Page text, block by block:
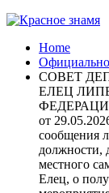
Home
СОВЕТ
ЕЛЕЦ
ФЕДЕРАЦИИ
от
сообщения
должности,
местного
Елец, о